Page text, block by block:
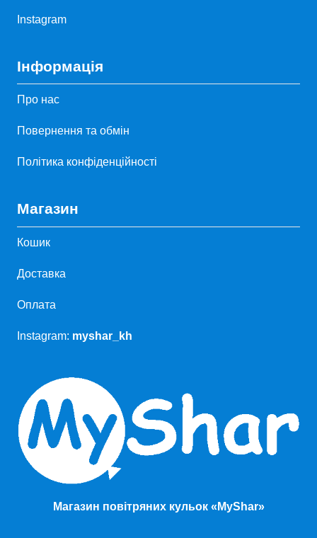
Instagram
Інформація
Про нас
Повернення та обмін
Політика конфіденційності
Магазин
Кошик
Доставка
Оплата
Instagram: myshar_kh
Магазин повітряних кульок «MyShar»